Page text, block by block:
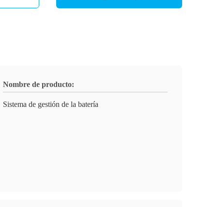
Nombre de producto:
Sistema de gestión de la batería